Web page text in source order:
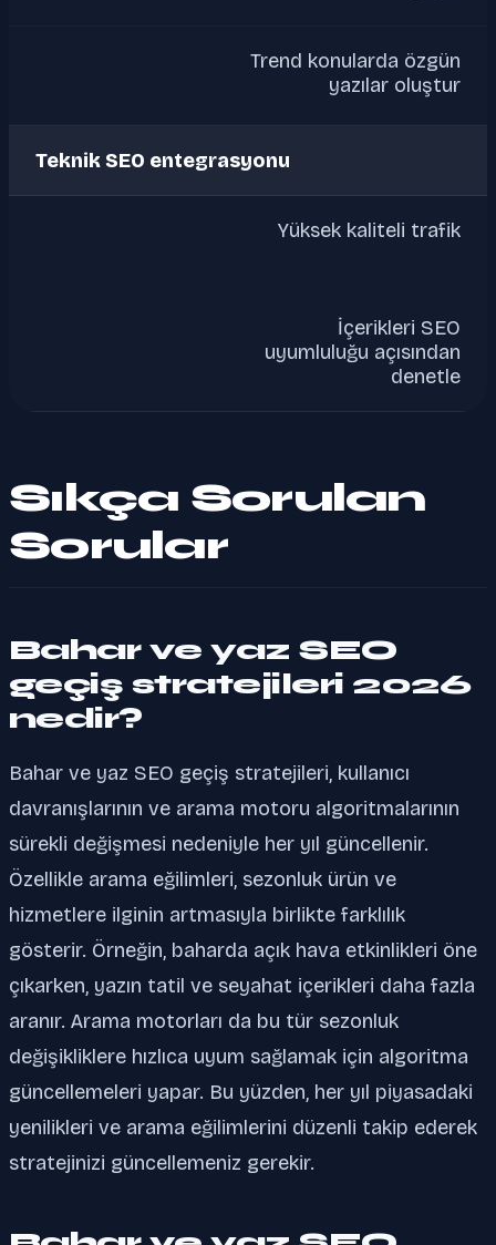
Trend konularda özgün
yazılar oluştur
Teknik SEO entegrasyonu
Yüksek kaliteli trafik
İçerikleri SEO
uyumluluğu açısından
denetle
Sıkça Sorulan
Sorular
Bahar ve yaz SEO
geçiş stratejileri 2026
nedir?
Bahar ve yaz SEO geçiş stratejileri, kullanıcı
davranışlarının ve arama motoru algoritmalarının
sürekli değişmesi nedeniyle her yıl güncellenir.
Özellikle arama eğilimleri, sezonluk ürün ve
hizmetlere ilginin artmasıyla birlikte farklılık
gösterir. Örneğin, baharda açık hava etkinlikleri öne
çıkarken, yazın tatil ve seyahat içerikleri daha fazla
aranır. Arama motorları da bu tür sezonluk
değişikliklere hızlıca uyum sağlamak için algoritma
güncellemeleri yapar. Bu yüzden, her yıl piyasadaki
yenilikleri ve arama eğilimlerini düzenli takip ederek
stratejinizi güncellemeniz gerekir.